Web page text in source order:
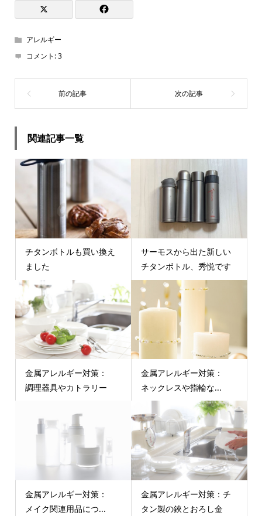
アレルギー
コメント:3
関連記事一覧
チタンボトルも買い換え
ました
サーモスから出た新しい
チタンボトル、秀悦です
金属アレルギー対策：
調理器具やカトラリー
金属アレルギー対策：
ネックレスや指輪な...
金属アレルギー対策：
メイク関連用品につ...
金属アレルギー対策：チ
タン製の鋏とおろし金